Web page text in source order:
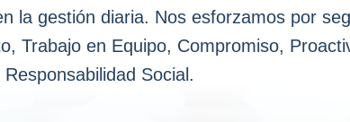
la gestión diaria. Nos esforzamos por
Trabajo en Equipo, Compromiso,
Social.